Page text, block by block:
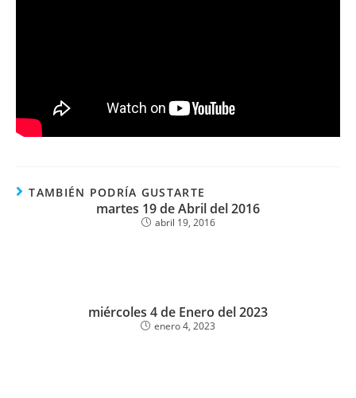
TAMBIÉN PODRÍA GUSTARTE
martes 19 de Abril del 2016
abril 19, 2016
miércoles 4 de Enero del 2023
enero 4, 2023